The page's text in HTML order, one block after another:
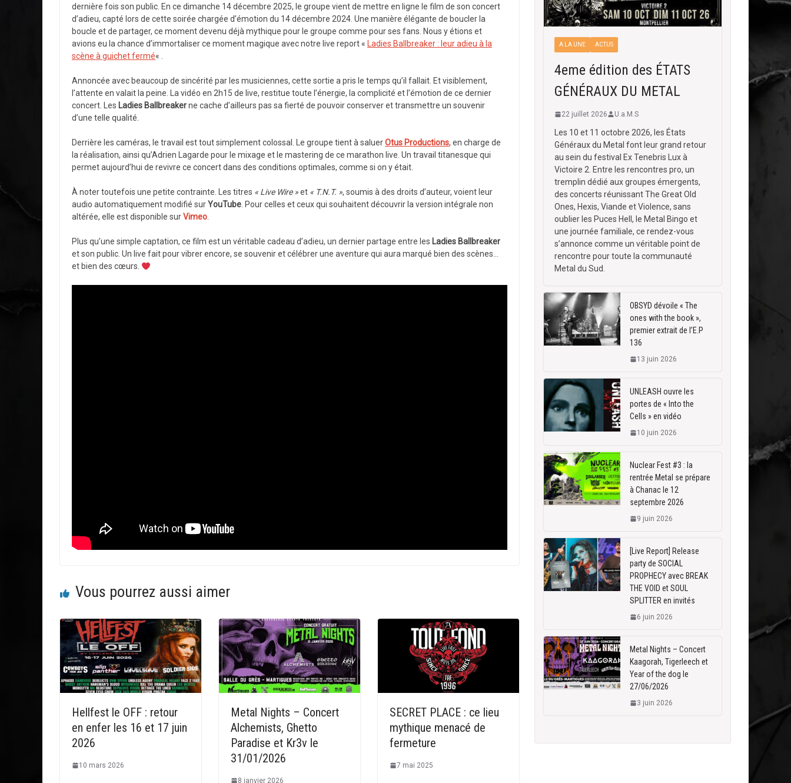
dernière fois son public. En ce dimanche 14 décembre 2025, le groupe vient de mettre en ligne le film de son concert
d’adieu, capté lors de cette soirée chargée d’émotion du 14 décembre 2024. Une manière élégante de boucler la
boucle et de partager, ce moment devenu déjà mythique pour le groupe comme pour ses fans. Nous y étions et
avions eu la chance d’immortaliser ce moment magique avec notre live report « Ladies Ballbreaker : leur adieu à la
scène à guichet fermé« .
Annoncée avec beaucoup de sincérité par les musiciennes, cette sortie a pris le temps qu’il fallait. Et visiblement,
l’attente en valait la peine. La vidéo en 2h15 de live, restitue toute l’énergie, la complicité et l’émotion de ce dernier
concert. Les Ladies Ballbreakerne cache d’ailleurs pas sa fierté de pouvoir conserver et transmettre un souvenir
d’une telle qualité.
Derrière les caméras, le travail est tout simplement colossal. Le groupe tient à saluerOtus Productions, en charge de
la réalisation, ainsi qu’Adrien Lagarde pour le mixage et le mastering de ce marathon live. Un travail titanesque qui
permet aujourd’hui de revivre ce concert dans des conditions optimales, comme si on y était.
À noter toutefois une petite contrainte. Les titres « Live Wire »et « T.N.T. », soumis à des droits d’auteur, voient leur
audio automatiquement modifié surYouTube. Pour celles et ceux qui souhaitent découvrir la version intégrale non
altérée, elle est disponible surVimeo.
Plus qu’une simple captation, ce film est un véritable cadeau d’adieu, un dernier partage entre les Ladies Ballbreaker
et son public. Un live fait pour vibrer encore, se souvenir et célébrer une aventure qui aura marqué bien des scènes…
et bien des cœurs.
Vous pourrez aussi aimer
Hellfest le OFF : retour
en enfer les 16 et 17 juin
2026
10 mars 2026
Metal Nights – Concert
Alchemists, Ghetto
Paradise et Kr3v le
31/01/2026
8 janvier 2026
SECRET PLACE : ce lieu
mythique menacé de
fermeture
7 mai 2025
A LA UNE ACTUS
4eme édition des ÉTATS
GÉNÉRAUX DU METAL
22 juillet 2026 U.a.M.S
Les 10 et 11 octobre 2026, les États
Généraux du Metal font leur grand retour
au sein du festival Ex Tenebris Lux à
Victoire 2. Entre les rencontres pro, un
tremplin dédié aux groupes émergents,
des concerts réunissant The Great Old
Ones, Hexis, Viande et Violence, sans
oublier les Puces Hell, le Metal Bingo et
une journée familiale, ce rendez-vous
s’annonce comme un véritable point de
rencontre pour toute la communauté
Metal du Sud.
OBSYD dévoile « The
ones with the book »,
premier extrait de l’E.P
136
13 juin 2026
UNLEASH ouvre les
portes de « Into the
Cells » en vidéo
10 juin 2026
Nuclear Fest #3 : la
rentrée Metal se prépare
à Chanac le 12
septembre 2026
9 juin 2026
[Live Report] Release
party de SOCIAL
PROPHECY avec BREAK
THE VOID et SOUL
SPLITTER en invités
6 juin 2026
Metal Nights – Concert
Kaagorah, Tigerleech et
Year of the dog le
27/06/2026
3 juin 2026